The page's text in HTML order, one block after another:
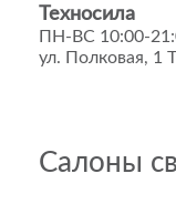
Техносила
ПН-ВС 10:00-
ул. Полковая, 1
Салоны